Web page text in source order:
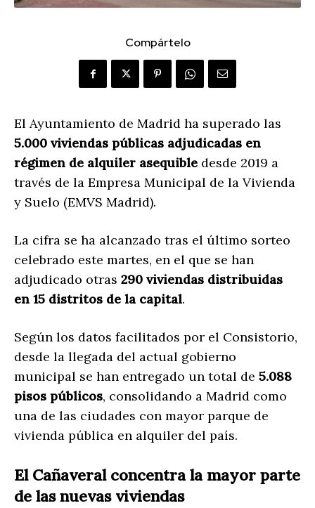
Compártelo
El Ayuntamiento de Madrid ha superado las
5.000 viviendas públicas adjudicadas en
régimen de alquiler asequible desde 2019 a
través de la Empresa Municipal de la Vivienda
y Suelo (EMVS Madrid).
La cifra se ha alcanzado tras el último sorteo
celebrado este martes, en el que se han
adjudicado otras 290 viviendas distribuidas
en 15 distritos de la capital.
Según los datos facilitados por el Consistorio,
desde la llegada del actual gobierno
municipal se han entregado un total de 5.088
pisos públicos, consolidando a Madrid como
una de las ciudades con mayor parque de
vivienda pública en alquiler del país.
El Cañaveral concentra la mayor parte
de las nuevas viviendas